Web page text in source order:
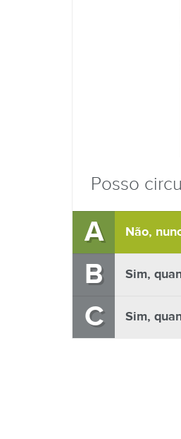
Posso
A Não,
B Sim,
C Sim,